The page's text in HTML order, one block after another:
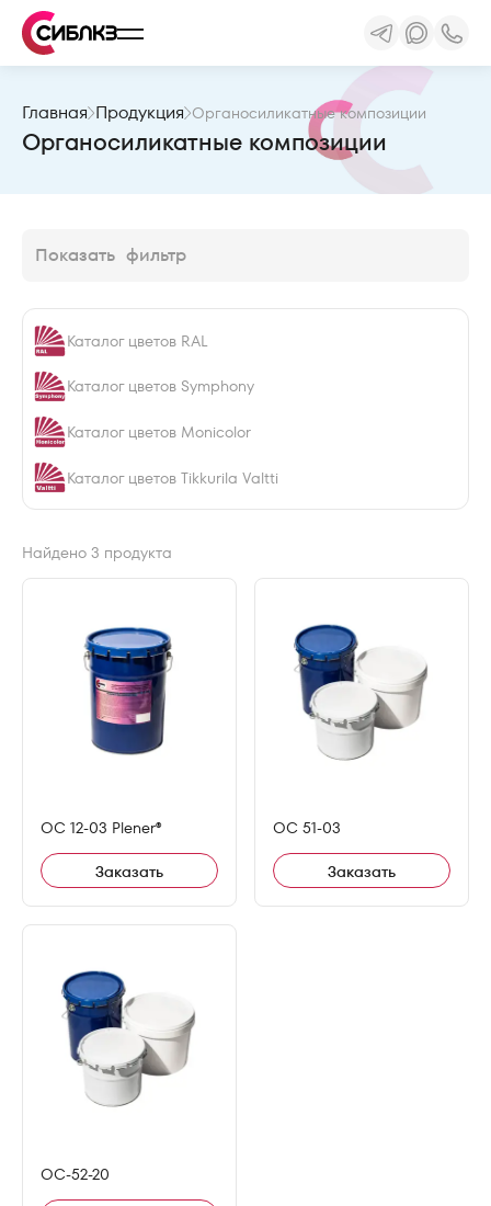
Главная Продукция Органосиликатные композиции
Органосиликатные композиции
Показать фильтр
Каталог цветов RAL
Каталог цветов Symphony
Каталог цветов Monicolor
Каталог цветов Tikkurila Valtti
Найдено 3 продукта
ОС 12-03 Plener®
Заказать
ОС 51-03
Заказать
ОС-52-20